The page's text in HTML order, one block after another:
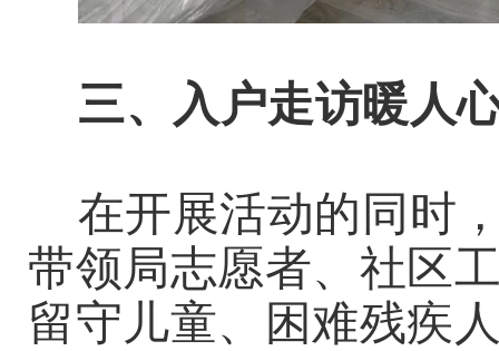
三、入户走访暖人
在开展活动的同时
带领局志愿者、社区
留守儿童、困难残疾